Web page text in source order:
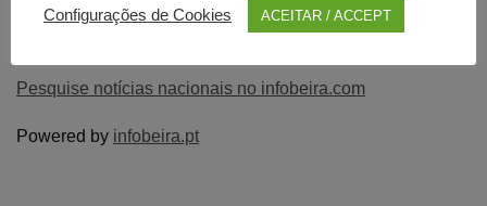
região autónoma da Madeira, região autónoma dos
Pesquise notícias nacionais no infobeira.com
Powered by infobeira.pt
Configurações de Cookies ACEITAR / ACCEPT